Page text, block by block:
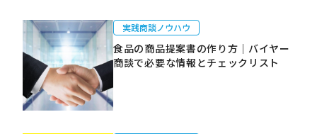
実践商談ノウハウ
食品の商品提案書の作り方｜バイヤー
商談で必要な情報とチェックリスト